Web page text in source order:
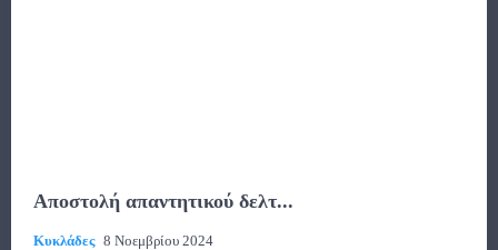
Αποστολή απαντητικού δελτ...
Κυκλάδες 8 Νοεμβρίου 2024